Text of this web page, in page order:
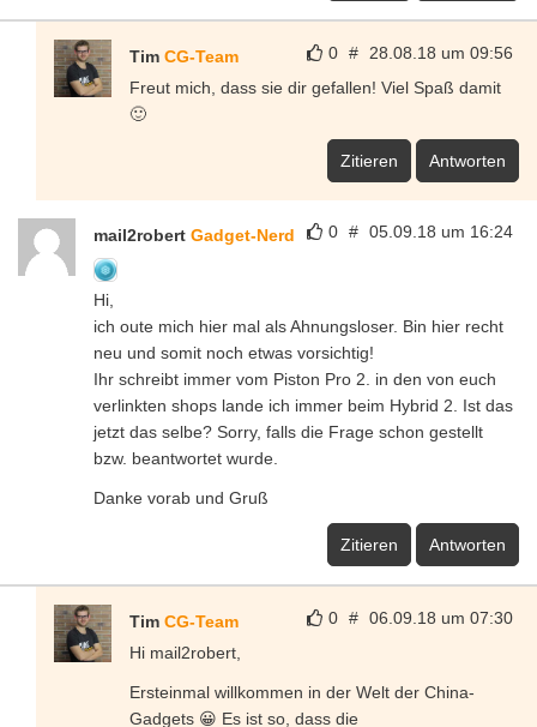
0 # 28.08.18 um 09:56
Tim CG-Team
Freut mich, dass sie dir gefallen! Viel Spaß damit
🙂
Zitieren Antworten
0 # 05.09.18 um 16:24
mail2robert Gadget-Nerd
Hi,
ich oute mich hier mal als Ahnungsloser. Bin hier recht
neu und somit noch etwas vorsichtig!
Ihr schreibt immer vom Piston Pro 2. in den von euch
verlinkten shops lande ich immer beim Hybrid 2. Ist das
jetzt das selbe? Sorry, falls die Frage schon gestellt
bzw. beantwortet wurde.
Danke vorab und Gruß
Zitieren Antworten
0 # 06.09.18 um 07:30
Tim CG-Team
Hi mail2robert,
Ersteinmal willkommen in der Welt der China-
Gadgets 😀 Es ist so, dass die